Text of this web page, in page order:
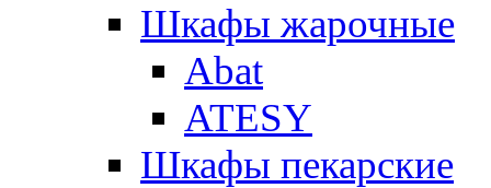
Шкафы жарочные
Abat
ATESY
Шкафы пекарские